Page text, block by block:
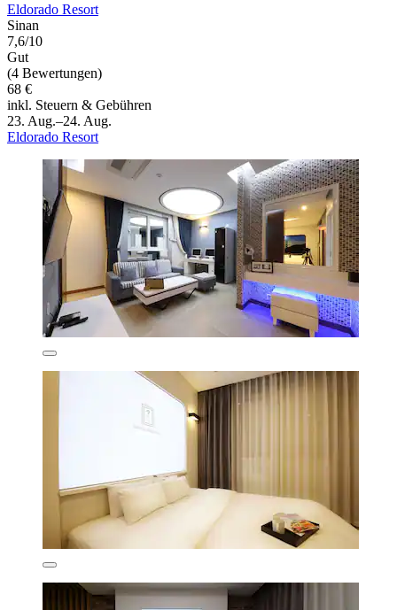
Eldorado Resort
Sinan
7,6/10
Gut
(4 Bewertungen)
68 €
inkl. Steuern & Gebühren
23. Aug.–24. Aug.
Eldorado Resort